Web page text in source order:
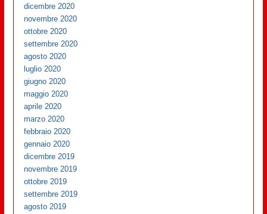
dicembre 2020
novembre 2020
ottobre 2020
settembre 2020
agosto 2020
luglio 2020
giugno 2020
maggio 2020
aprile 2020
marzo 2020
febbraio 2020
gennaio 2020
dicembre 2019
novembre 2019
ottobre 2019
settembre 2019
agosto 2019